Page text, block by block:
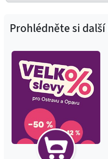
Prohlédněte si další